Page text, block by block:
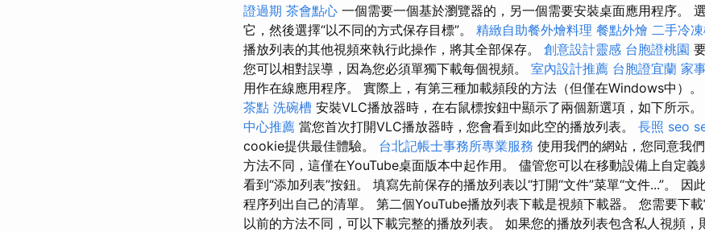
證過期 茶會點心 一個需要一個基於瀏覽器的，另一個需要安裝桌面應用程序。
它，然後選擇“以不同的方式保存目標”。 精緻自助餐外燴料理 餐點外燴 二手冷
播放列表的其他視頻來執行此操作，將其全部保存。 創意設計靈感 台胞證桃園
您可以相對誤導，因為您必須單獨下載每個視頻。 室內設計推薦 台胞證宜蘭 家
用作在線應用程序。 實際上，有第三種加載頻段的方法（但僅在Windows中）。
茶點 洗碗槽 安裝VLC播放器時，在右鼠標按鈕中顯示了兩個新選項，如下所示。
中心推薦 當您首次打開VLC播放器時，您會看到如此空的播放列表。 長照 seo
cookie提供最佳體驗。 台北記帳士事務所專業服務 使用我們的網站，您同意我
方法不同，這僅在YouTube桌面版本中起作用。 儘管您可以在移動設備上自定義
看到“添加列表”按鈕。 填寫先前保存的播放列表以“打開“文件”菜單“文件...”。 因
程序列出自己的清單。 第二個YouTube播放列表下載是視頻下載器。 您需要下
以前的方法不同，可以下載完整的播放列表。 如果您的播放列表包含私人視頻，